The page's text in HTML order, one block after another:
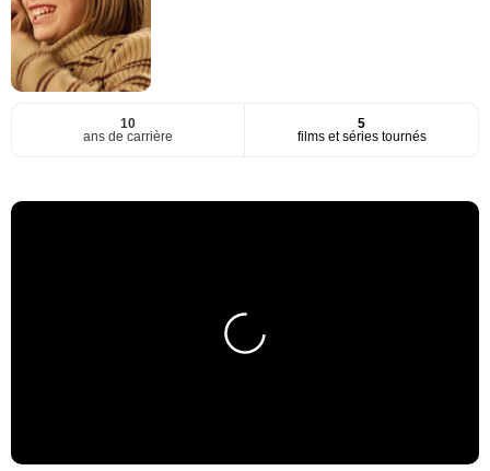
10
ans de carrière
5
films et séries tournés